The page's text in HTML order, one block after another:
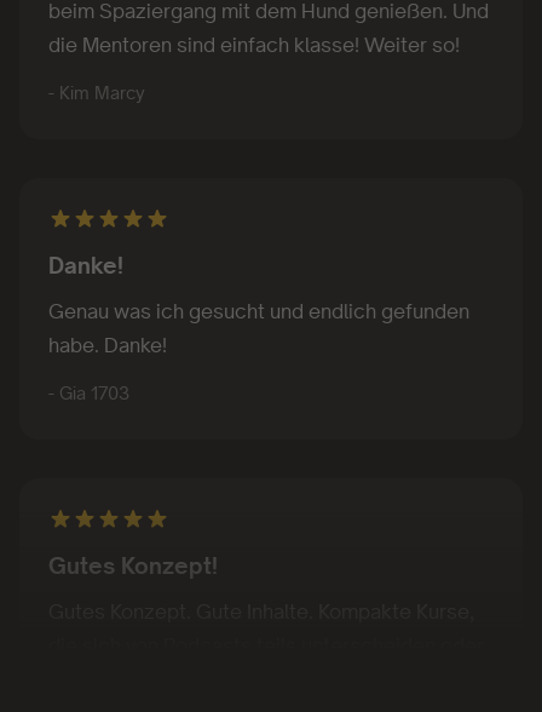
die Mentoren sind einfach klasse! Weiter so!
habe. Danke!
Gutes Konzept. Gute Inhalte. Kompakte Kurse,